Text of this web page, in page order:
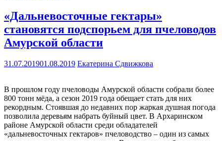
«Дальневосточные гектары»
становятся подспорьем для пчеловодов
Амурской области
31.07.201901.08.2019 Екатерина Сдвижкова
В прошлом году пчеловоды Амурской области собрали более
800 тонн мёда, а сезон 2019 года обещает стать для них
рекордным. Стоявшая до недавних пор жаркая душная погода
позволила деревьям набрать буйный цвет. В Архаринском
районе Амурской области среди обладателей
«дальневосточных гектаров» пчеловодство – один из самых